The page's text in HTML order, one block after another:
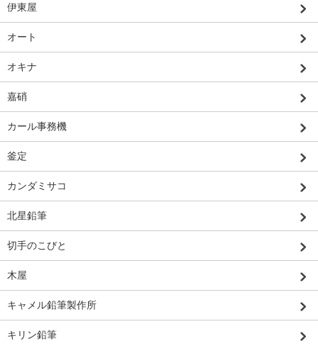
伊東屋
オート
オキナ
嘉硝
カール事務機
釜定
カンダミサコ
北星鉛筆
切手のこびと
木屋
キャメル鉛筆製作所
キリン鉛筆